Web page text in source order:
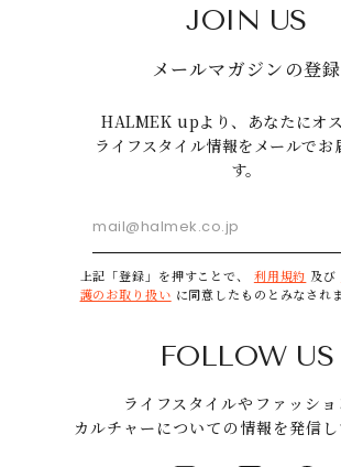
JOIN US
メールマガジンの登録
HALMEK upより、あなたにオ
ライフスタイル情報をメールでお
す。
上記「登録」を押すことで、 利用規約 及び
護のお取り扱い に同意したものとみなされま
FOLLOW US
ライフスタイルやファッショ
カルチャーについての情報を発信し